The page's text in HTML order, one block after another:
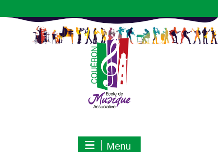
au
Menu